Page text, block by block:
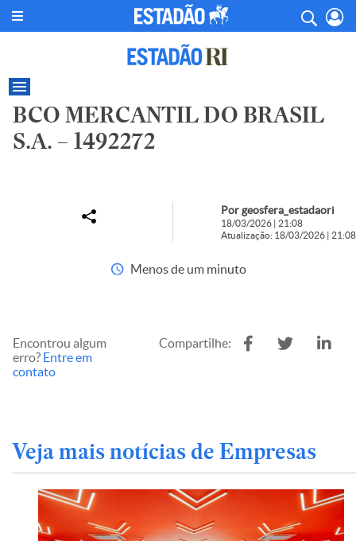
BCO MERCANTIL DO BRASIL
S.A. – 1492272
Por geosfera_estadaori
18/03/2026 | 21:08
Atualização: 18/03/2026 | 21:08
Menos de um minuto
Encontrou algum
erro? Entre em
contato
Compartilhe:
Veja mais notícias de Empresas